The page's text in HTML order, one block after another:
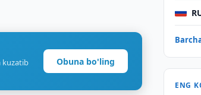
kuzatib
Obuna bo'ling
ENG